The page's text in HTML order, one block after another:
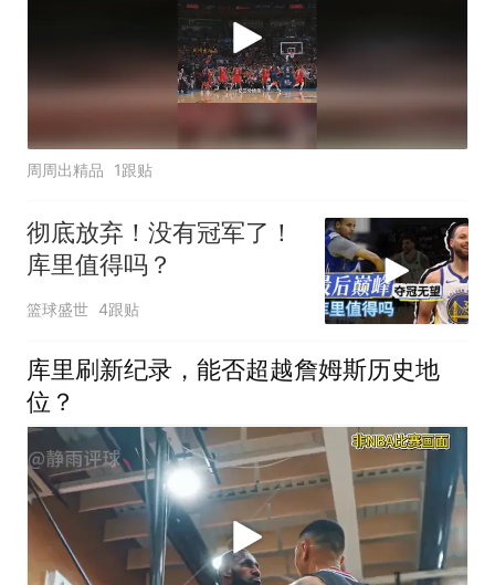
周周出精品 1跟贴
彻底放弃！没有冠军了！
库里值得吗？
篮球盛世 4跟贴
库里刷新纪录，能否超越詹姆斯历史地
位？